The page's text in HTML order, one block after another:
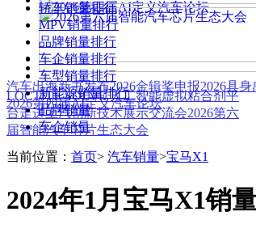
汽车出海新书发布2026金辑奖申报2026具
2026第四届AI定义汽车论坛
LOCTITE SOLVE 人工智能虚拟粘合剂平
台走进上汽创新技术展示交流会2026第六
届智能汽车芯片生态大会
轿车销量排行
MPV销量排行
品牌销量排行
车企销量排行
车型销量排行
新能源销量排行
品牌销量
车企销量
当前位置： 首页> 汽车销量>宝马X1
2024年1月宝马X1销